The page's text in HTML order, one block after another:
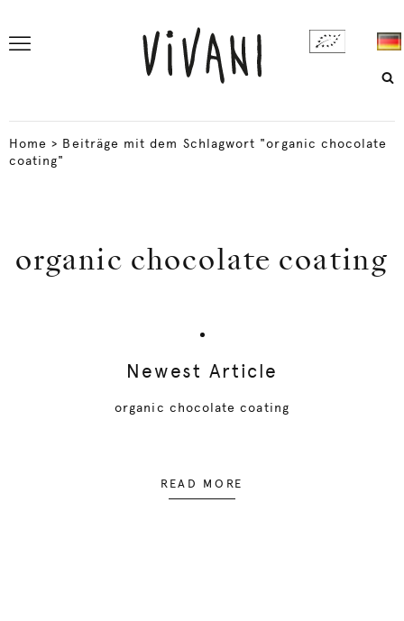
Home > Beiträge mit dem Schlagwort "organic chocolate
coating"
organic chocolate coating
Newest Article
organic chocolate coating
READ MORE